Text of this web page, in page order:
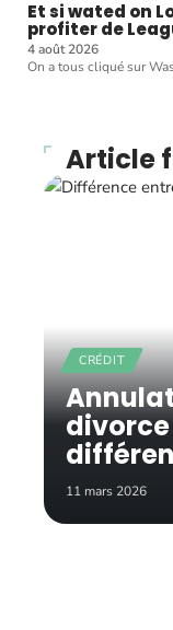
Et si wated on
profiter de
4 août 2026
On a tous cliqué sur
Article
CRÉDIT
divorce
11 mars 2026